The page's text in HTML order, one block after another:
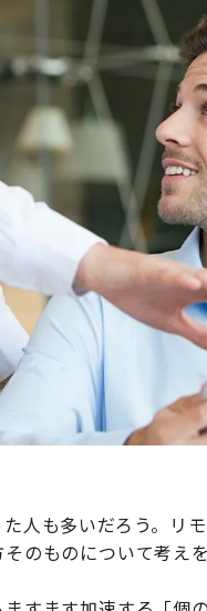
人も多いだろう。リ
のものについて考え